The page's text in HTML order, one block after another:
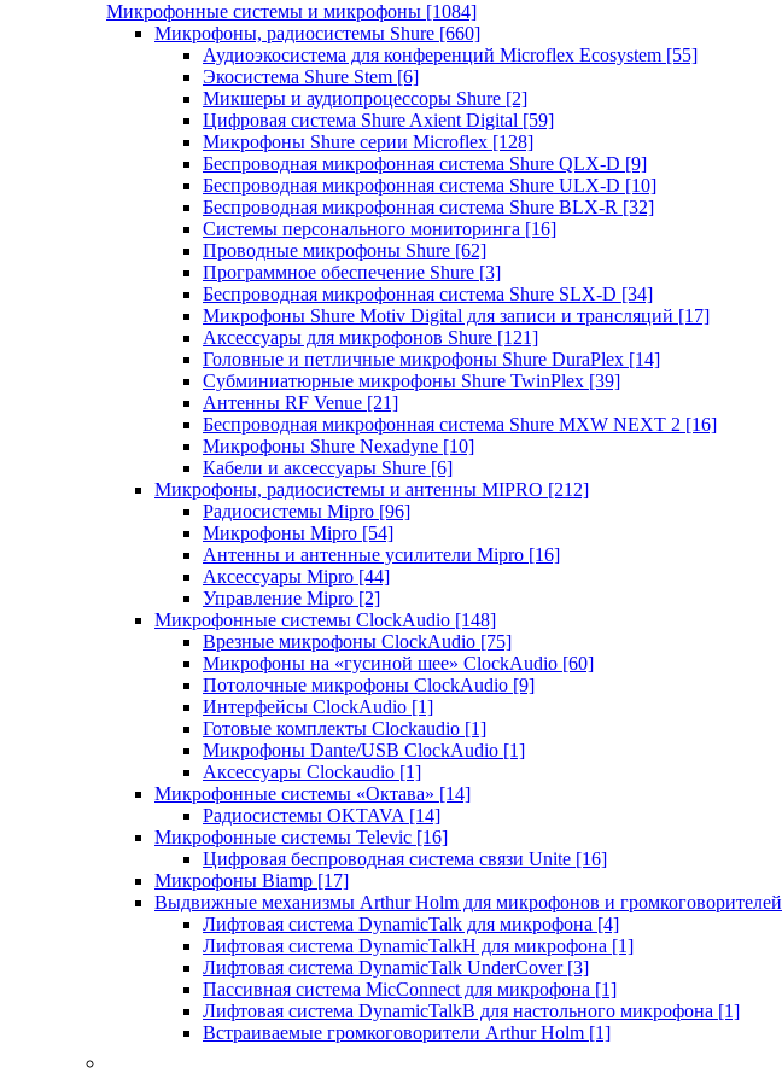
Микрофонные системы и микрофоны [1084]
Микрофоны, радиосистемы Shure [660]
Аудиоэкосистема для конференций Microflex Ecosystem [55]
Экосистема Shure Stem [6]
Микшеры и аудиопроцессоры Shure [2]
Цифровая система Shure Axient Digital [59]
Микрофоны Shure серии Microflex [128]
Беспроводная микрофонная система Shure QLX-D [9]
Беспроводная микрофонная система Shure ULX-D [10]
Беспроводная микрофонная система Shure BLX-R [32]
Системы персонального мониторинга [16]
Проводные микрофоны Shure [62]
Программное обеспечение Shure [3]
Беспроводная микрофонная система Shure SLX-D [34]
Микрофоны Shure Motiv Digital для записи и трансляций [17]
Аксессуары для микрофонов Shure [121]
Головные и петличные микрофоны Shure DuraPlex [14]
Субминиатюрные микрофоны Shure TwinPlex [39]
Антенны RF Venue [21]
Беспроводная микрофонная система Shure MXW NEXT 2 [16]
Микрофоны Shure Nexadyne [10]
Кабели и аксессуары Shure [6]
Микрофоны, радиосистемы и антенны MIPRO [212]
Радиосистемы Mipro [96]
Микрофоны Mipro [54]
Антенны и антенные усилители Mipro [16]
Аксессуары Mipro [44]
Управление Mipro [2]
Микрофонные системы ClockAudio [148]
Врезные микрофоны ClockAudio [75]
Микрофоны на «гусиной шее» ClockAudio [60]
Потолочные микрофоны ClockAudio [9]
Интерфейсы ClockAudio [1]
Готовые комплекты Clockaudio [1]
Микрофоны Dante/USB ClockAudio [1]
Аксессуары Clockaudio [1]
Микрофонные системы «Октава» [14]
Радиосистемы OKTAVA [14]
Микрофонные системы Televic [16]
Цифровая беспроводная система связи Unite [16]
Микрофоны Biamp [17]
Выдвижные механизмы Arthur Holm для микрофонов и громкоговорителей
Лифтовая система DynamicTalk для микрофона [4]
Лифтовая система DynamicTalkH для микрофона [1]
Лифтовая система DynamicTalk UnderCover [3]
Пассивная система MicConnect для микрофона [1]
Лифтовая система DynamicTalkB для настольного микрофона [1]
Встраиваемые громкоговорители Arthur Holm [1]